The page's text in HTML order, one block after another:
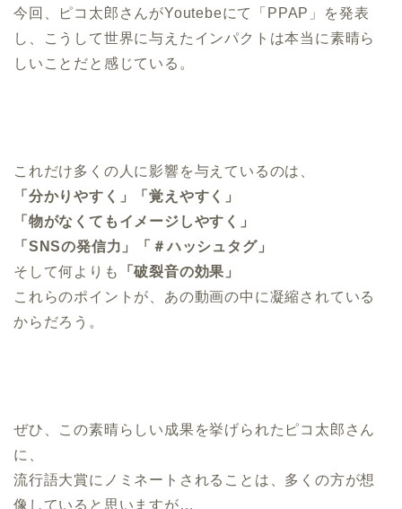
今回、ピコ太郎さんがYoutebeにて「PPAP」を発表
し、こうして世界に与えたインパクトは本当に素晴ら
しいことだと感じている。
これだけ多くの人に影響を与えているのは、
「分かりやすく」「覚えやすく」
「物がなくてもイメージしやすく」
「SNSの発信力」「＃ハッシュタグ」
そして何よりも
「破裂音の効果」
これらのポイントが、あの動画の中に凝縮されている
からだろう。
ぜひ、この素晴らしい成果を挙げられたピコ太郎さん
に、
流行語大賞にノミネートされることは、多くの方が想
像していると思いますが…